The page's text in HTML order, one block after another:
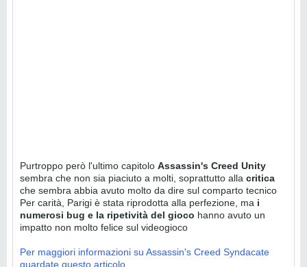
Purtroppo però l'ultimo capitolo Assassin's Creed Unity
sembra che non sia piaciuto a molti, soprattutto alla critica
che sembra abbia avuto molto da dire sul comparto tecnico
Per carità, Parigi è stata riprodotta alla perfezione, ma i
numerosi bug e la ripetività del gioco hanno avuto un
impatto non molto felice sul videogioco
Per maggiori informazioni su Assassin's Creed Syndacate
guardate questo articolo